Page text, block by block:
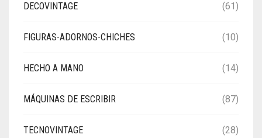
DECOVINTAGE (61)
FIGURAS-ADORNOS-CHICHES (10)
HECHO A MANO (14)
MÁQUINAS DE ESCRIBIR (87)
TECNOVINTAGE (28)